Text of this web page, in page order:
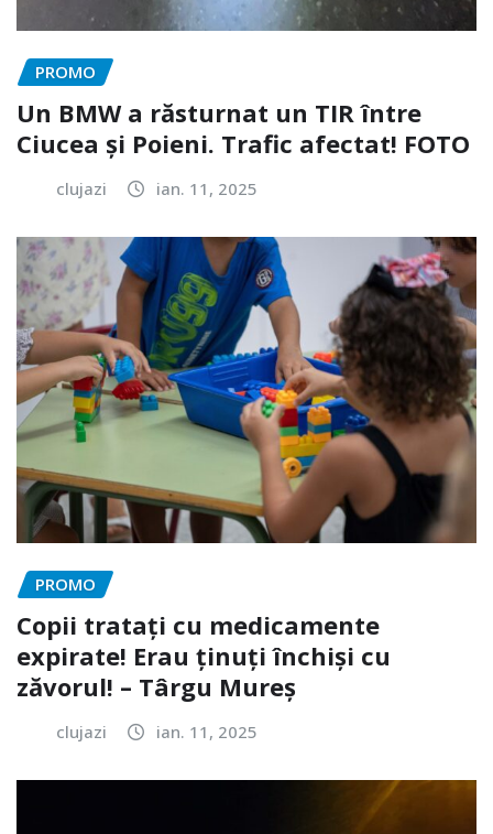
PROMO
Un BMW a răsturnat un TIR între
Ciucea și Poieni. Trafic afectat! FOTO
clujazi ian. 11, 2025
PROMO
Copii tratați cu medicamente
expirate! Erau ținuți închiși cu
zăvorul! – Târgu Mureș
clujazi ian. 11, 2025